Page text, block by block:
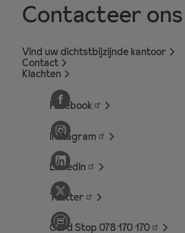
Contacteer ons
Vind uw dichtstbijzijnde kantoor
Contact
Klachten
Facebook
Instagram
LinkedIn
Twitter
Card Stop 078 170170